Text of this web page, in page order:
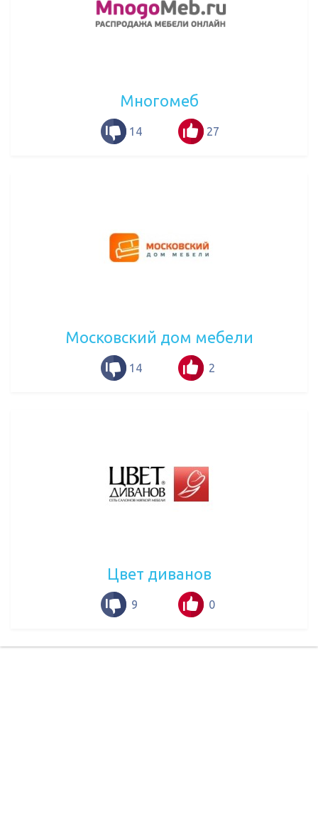
Многомеб
14 27
Московский дом мебели
14 2
Цвет диванов
9 0